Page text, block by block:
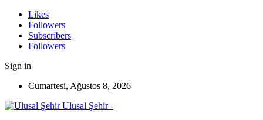
Likes
Followers
Subscribers
Followers
Sign in
Cumartesi, Ağustos 8, 2026
Ulusal Şehir -